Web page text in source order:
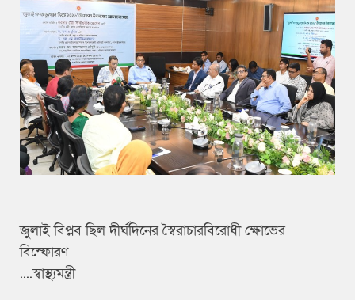
জুলাই বিপ্লব ছিল দীর্ঘদিনের স্বৈরাচারবিরোধী ক্ষোভের
বিস্ফোরণ
....স্বাস্থ্যমন্ত্রী